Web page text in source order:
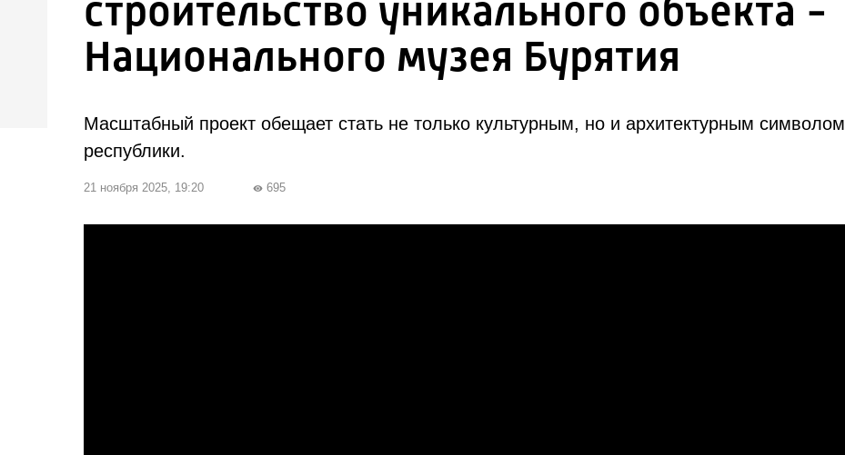
строительство уникального объекта -
Национального музея Бурятия
Масштабный проект обещает стать не только культурным, но и архитектурным символом
республики.
21 ноября 2025, 19:20 visibility 695